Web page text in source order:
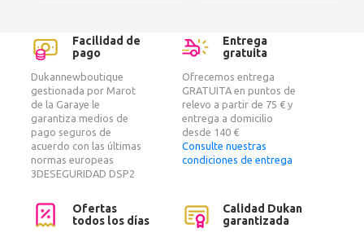
Facilidad de
pago
Dukannewboutique
gestionada por Marot
de la Garaye le
garantiza medios de
pago seguros de
acuerdo con las últimas
normas europeas
3DESEGURIDAD DSP2
Entrega
gratuita
Ofrecemos entrega
GRATUITA en puntos de
relevo a partir de 75 € y
entrega a domicilio
desde 140 €
Consulte nuestras
condiciones de entrega
Ofertas
todos los días
Calidad Dukan
garantizada